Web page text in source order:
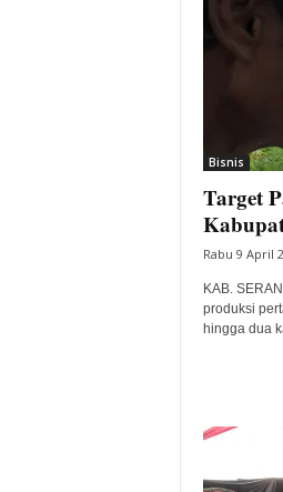
Bisnis
Target
Rabu 9 April
KAB.
produksi
hingga dua